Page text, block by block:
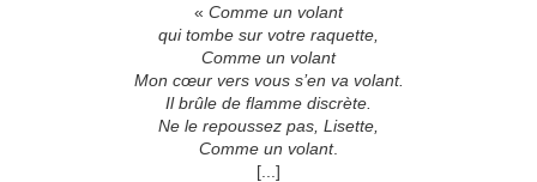
« Comme un volant
qui tombe sur votre raquette,
Comme un volant
Mon cœur vers vous s’en va volant.
Il brûle de flamme discrète.
Ne le repoussez pas, Lisette,
Comme un volant.
[...]